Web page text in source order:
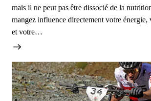
mais il ne peut pas être dissocié de la
mangez influence directement votre énergie,
et votre…